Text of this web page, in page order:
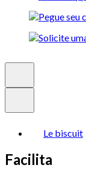
Le biscuit
Facilita